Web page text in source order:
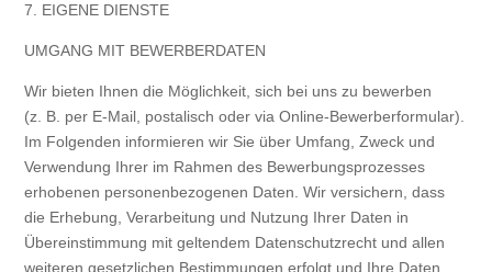
7. EIGENE DIENSTE
UMGANG MIT BEWERBERDATEN
Wir bieten Ihnen die Möglichkeit, sich bei uns zu bewerben
(z. B. per E-Mail, postalisch oder via Online-Bewerberformular).
Im Folgenden informieren wir Sie über Umfang, Zweck und
Verwendung Ihrer im Rahmen des Bewerbungsprozesses
erhobenen personenbezogenen Daten. Wir versichern, dass
die Erhebung, Verarbeitung und Nutzung Ihrer Daten in
Übereinstimmung mit geltendem Datenschutzrecht und allen
weiteren gesetzlichen Bestimmungen erfolgt und Ihre Daten